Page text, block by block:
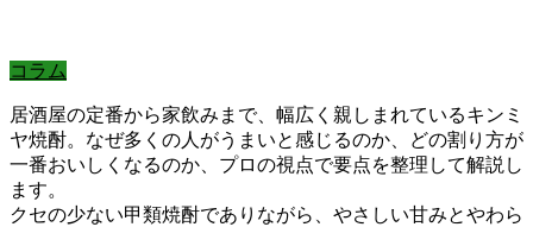
コラム
居酒屋の定番から家飲みまで、幅広く親しまれているキンミ
ヤ焼酎。なぜ多くの人がうまいと感じるのか、どの割り方が
一番おいしくなるのか、プロの視点で要点を整理して解説し
ます。
クセの少ない甲類焼酎でありながら、やさしい甘みとやわら